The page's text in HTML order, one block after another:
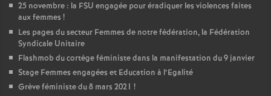
25 novembre : la FSU engagée pour éradiquer les violences faites
aux femmes !
Les pages du secteur Femmes de notre fédération, la Fédération
Syndicale Unitaire
Flashmob du cortège féministe dans la manifestation du 9 janvier
Stage Femmes engagées et Education à l’Egalité
Grève féministe du 8 mars 2021 !